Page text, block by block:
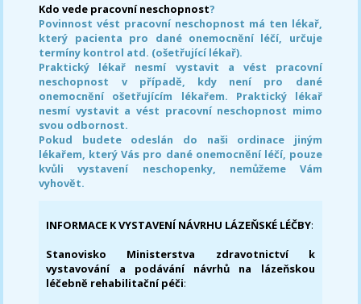
Kdo vede pracovní neschopnost?
Povinnost vést pracovní neschopnost má ten lékař,
který pacienta pro dané onemocnění léčí, určuje
termíny kontrol atd. (ošetřující lékař).
Praktický lékař nesmí vystavit a vést pracovní
neschopnost v případě, kdy není pro dané
onemocnění ošetřujícím lékařem. Praktický lékař
nesmí vystavit a vést pracovní neschopnost mimo
svou odbornost.
Pokud budete odeslán do naši ordinace jiným
lékařem, který Vás pro dané onemocnění léčí, pouze
kvůli vystavení neschopenky, nemůžeme Vám
vyhovět.
INFORMACE K VYSTAVENÍ NÁVRHU LÁZEŇSKÉ LÉČBY:
Stanovisko Ministerstva zdravotnictví k
vystavování a podávání návrhů na lázeňskou
léčebně rehabilitační péči: